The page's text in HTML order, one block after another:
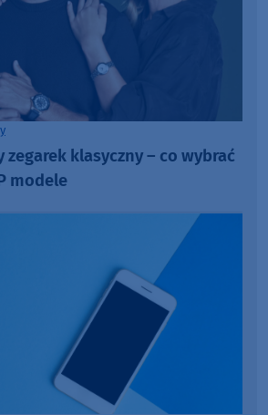
zegarek klasyczny – co wybrać
modele